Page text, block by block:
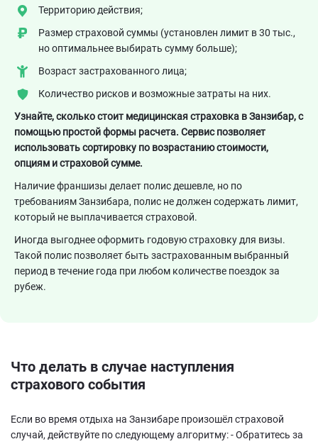
Территорию действия;
Размер страховой суммы (установлен лимит в 30 тыс.,
но оптимальнее выбирать сумму больше);
Возраст застрахованного лица;
Количество рисков и возможные затраты на них.
Узнайте, сколько стоит медицинская страховка в Занзибар, с
помощью простой формы расчета. Сервис позволяет
использовать сортировку по возрастанию стоимости,
опциям и страховой сумме.
Наличие франшизы делает полис дешевле, но по
требованиям Занзибара, полис не должен содержать лимит,
который не выплачивается страховой.
Иногда выгоднее оформить годовую страховку для визы.
Такой полис позволяет быть застрахованным выбранный
период в течение года при любом количестве поездок за
рубеж.
Что делать в случае наступления
страхового события
Если во время отдыха на Занзибаре произошёл страховой
случай, действуйте по следующему алгоритму: - Обратитесь за